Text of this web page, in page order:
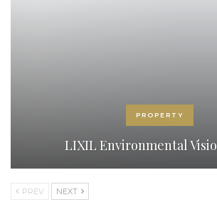
PROPERTY
LIXIL Environmental
PREV NEXT